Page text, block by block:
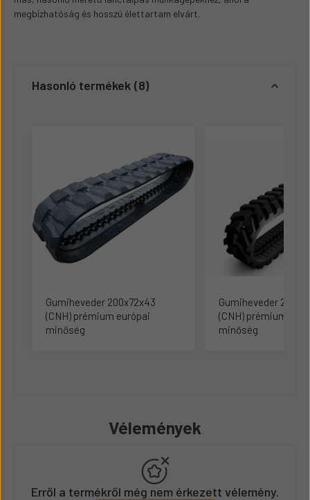
megbízhatóság és hosszú élettartam elvárt.
Hasonló termékek 8
Gumiheveder 200x72x43
(CNH) prémium európai
minőség
Gumiheveder
(CNH) prémium
minőség
Vélemények
Erről a termékről még nem érkezett vélemény.